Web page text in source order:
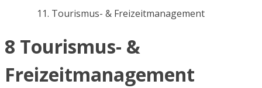
Tourismus- & Freizeitmanagement
8 Tourismus- &
Freizeitmanagement